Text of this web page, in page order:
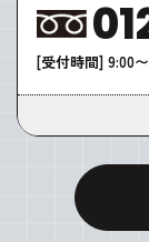
[受付時間] 9:00